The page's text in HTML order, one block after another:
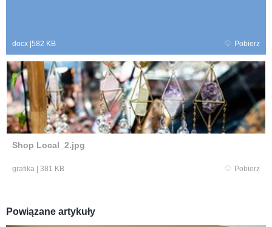
docx 582 KB Pobierz
Shop Local_2.jpg
grafika 381 KB Pobierz
Powiązane artykuły